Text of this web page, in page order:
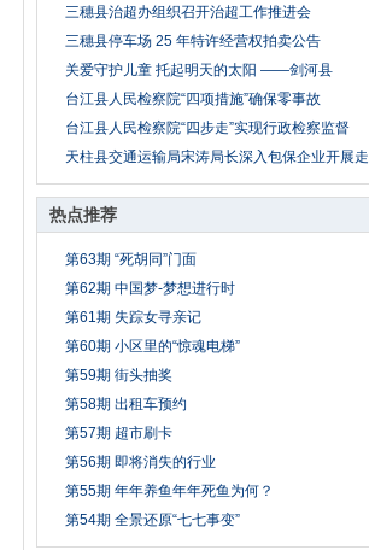
三穗县治超办组织召开治超工作推进会
三穗县停车场 25 年特许经营权拍卖公告
关爱守护儿童 托起明天的太阳 ——剑河县
台江县人民检察院“四项措施”确保零事故
台江县人民检察院“四步走”实现行政检察监督
天柱县交通运输局宋涛局长深入包保企业开展走
热点推荐
第63期 “死胡同”门面
第62期 中国梦-梦想进行时
第61期 失踪女寻亲记
第60期 小区里的“惊魂电梯”
第59期 街头抽奖
第58期 出租车预约
第57期 超市刷卡
第56期 即将消失的行业
第55期 年年养鱼年年死鱼为何？
第54期 全景还原“七七事变”